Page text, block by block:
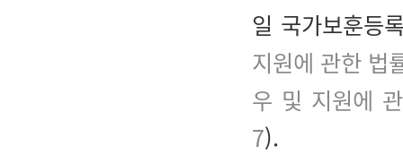
일 국가보훈등
지원에 관한 법
우 및 지원에
7).